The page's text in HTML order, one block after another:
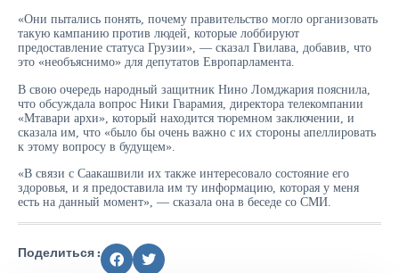
«Они пытались понять, почему правительство могло организовать
такую ​​кампанию против людей, которые лоббируют
предоставление статуса Грузии», — сказал Гвилава, добавив, что
это «необъяснимо» для депутатов Европарламента.
В свою очередь народный защитник Нино Ломджария пояснила,
что обсуждала вопрос Ники Гварамия, директора телекомпании
«Мтавари архи», который находится тюремном заключении, и
сказала им, что «было бы очень важно с их стороны апеллировать
к этому вопросу в будущем».
«В связи с Саакашвили их также интересовало состояние его
здоровья, и я предоставила им ту информацию, которая у меня
есть на данный момент», — сказала она в беседе со СМИ.
Поделиться :